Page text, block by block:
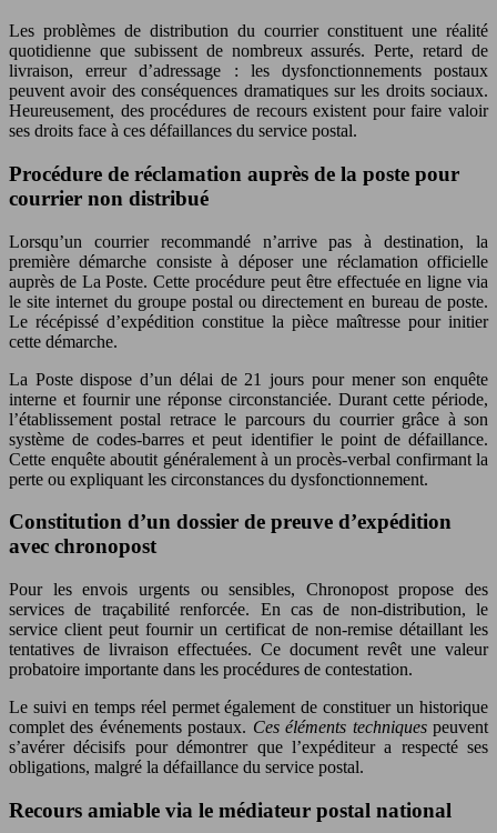
Les problèmes de distribution du courrier constituent une réalité
quotidienne que subissent de nombreux assurés. Perte, retard de
livraison, erreur d’adressage : les dysfonctionnements postaux
peuvent avoir des conséquences dramatiques sur les droits sociaux.
Heureusement, des procédures de recours existent pour faire valoir
ses droits face à ces défaillances du service postal.
Procédure de réclamation auprès de la poste pour
courrier non distribué
Lorsqu’un courrier recommandé n’arrive pas à destination, la
première démarche consiste à déposer une réclamation officielle
auprès de La Poste. Cette procédure peut être effectuée en ligne via
le site internet du groupe postal ou directement en bureau de poste.
Le récépissé d’expédition constitue la pièce maîtresse pour initier
cette démarche.
La Poste dispose d’un délai de 21 jours pour mener son enquête
interne et fournir une réponse circonstanciée. Durant cette période,
l’établissement postal retrace le parcours du courrier grâce à son
système de codes-barres et peut identifier le point de défaillance.
Cette enquête aboutit généralement à un procès-verbal confirmant la
perte ou expliquant les circonstances du dysfonctionnement.
Constitution d’un dossier de preuve d’expédition
avec chronopost
Pour les envois urgents ou sensibles, Chronopost propose des
services de traçabilité renforcée. En cas de non-distribution, le
service client peut fournir un certificat de non-remise détaillant les
tentatives de livraison effectuées. Ce document revêt une valeur
probatoire importante dans les procédures de contestation.
Le suivi en temps réel permet également de constituer un historique
complet des événements postaux. Ces éléments techniquespeuvent
s’avérer décisifs pour démontrer que l’expéditeur a respecté ses
obligations, malgré la défaillance du service postal.
Recours amiable via le médiateur postal national